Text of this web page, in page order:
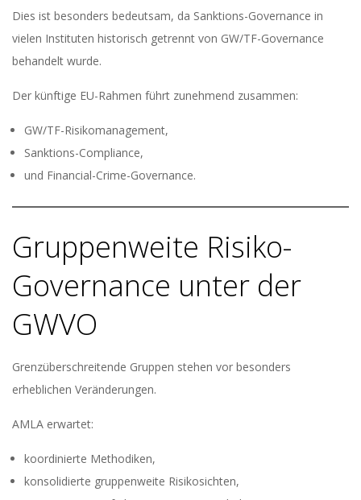
Dies ist besonders bedeutsam, da Sanktions-Governance in
vielen Instituten historisch getrennt von GW/TF-Governance
behandelt wurde.
Der künftige EU-Rahmen führt zunehmend zusammen:
GW/TF-Risikomanagement,
Sanktions-Compliance,
und Financial-Crime-Governance.
Gruppenweite Risiko-
Governance unter der
GWVO
Grenzüberschreitende Gruppen stehen vor besonders
erheblichen Veränderungen.
AMLA erwartet:
koordinierte Methodiken,
konsolidierte gruppenweite Risikosichten,